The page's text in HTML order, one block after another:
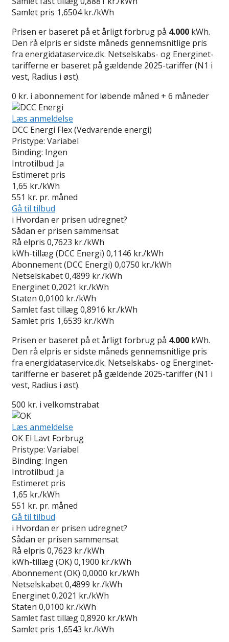
Samlet pris 1,6504 kr./kWh
Prisen er baseret på et årligt forbrug på 4.000 kWh.
Den rå elpris er sidste måneds gennemsnitlige pris
fra energidataservice.dk. Netselskabs- og Energinet-
tarifferne er baseret på gældende 2025-tariffer (N1 i
vest, Radius i øst).
0 kr. i abonnement for løbende måned + 6 måneder
Læs anmeldelse
DCC Energi Flex (Vedvarende energi)
Pristype: Variabel
Binding: Ingen
Introtilbud: Ja
Estimeret pris
1,65 kr./kWh
551 kr. pr. måned
Gå til tilbud
i Hvordan er prisen udregnet?
Sådan er prisen sammensat
Rå elpris 0,7623 kr./kWh
kWh-tillæg (DCC Energi) 0,1146 kr./kWh
Abonnement (DCC Energi) 0,0750 kr./kWh
Netselskabet0,4899 kr./kWh
Energinet0,2021 kr./kWh
Staten 0,0100 kr./kWh
Samlet fast tillæg0,8916 kr./kWh
Samlet pris 1,6539 kr./kWh
Prisen er baseret på et årligt forbrug på 4.000 kWh.
Den rå elpris er sidste måneds gennemsnitlige pris
fra energidataservice.dk. Netselskabs- og Energinet-
tarifferne er baseret på gældende 2025-tariffer (N1 i
vest, Radius i øst).
500 kr. i velkomstrabat
Læs anmeldelse
OK El Lavt Forbrug
Pristype: Variabel
Binding: Ingen
Introtilbud: Ja
Estimeret pris
1,65 kr./kWh
551 kr. pr. måned
Gå til tilbud
i Hvordan er prisen udregnet?
Sådan er prisen sammensat
Rå elpris 0,7623 kr./kWh
kWh-tillæg (OK) 0,1900 kr./kWh
Abonnement (OK) 0,0000 kr./kWh
Netselskabet0,4899 kr./kWh
Energinet0,2021 kr./kWh
Staten 0,0100 kr./kWh
Samlet fast tillæg0,8920 kr./kWh
Samlet pris 1,6543 kr./kWh